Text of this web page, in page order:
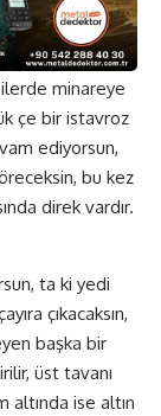
ilerde minareye
çe bir istavroz
ediyorsun,
bu kez
direk vardır.
ta ki yedi
çıkacaksın,
başka bir
üst tavanı
altında ise altın